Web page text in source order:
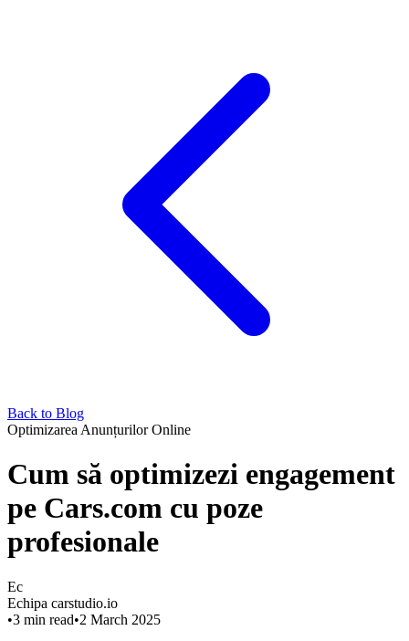
Back to Blog
Optimizarea Anunțurilor Online
Cum să optimizezi engagement
pe Cars.com cu poze
profesionale
Ec
Echipa carstudio.io
•3 min read•2 March 2025